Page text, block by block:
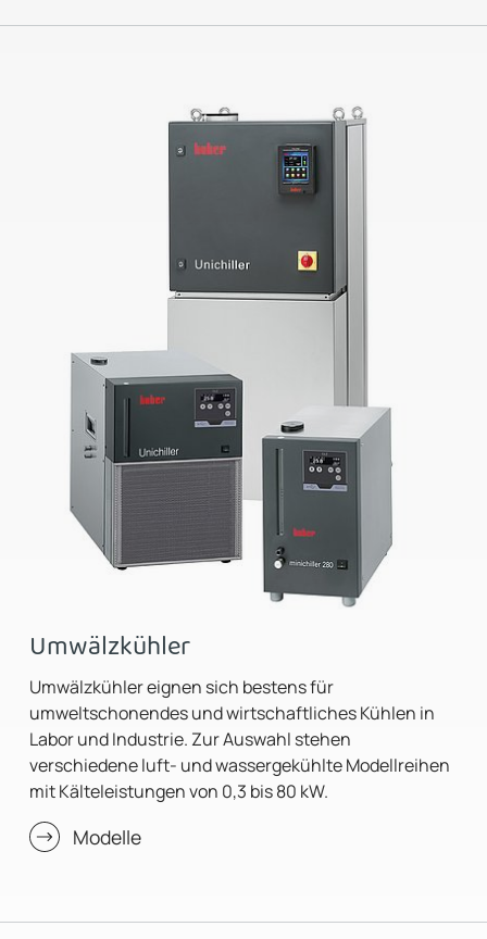
Umwälzkühler
Umwälzkühler eignen sich bestens für
umweltschonendes und wirtschaftliches Kühlen in
Labor und Industrie. Zur Auswahl stehen
verschiedene luft- und wassergekühlte Modellreihen
mit Kälteleistungen von 0,3 bis 80 kW.
Modelle